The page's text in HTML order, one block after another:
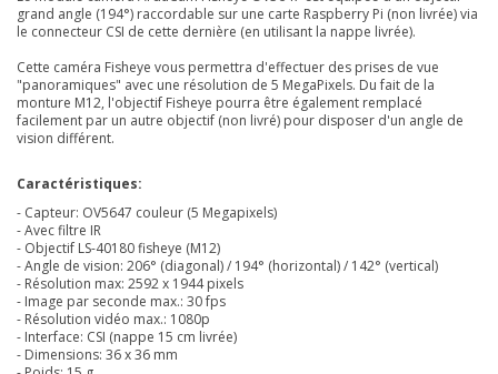
grand angle (194°) raccordable sur une carte Raspberry Pi (non livrée) via
le connecteur CSI de cette dernière (en utilisant la nappe livrée).
Cette caméra Fisheye vous permettra d'effectuer des prises de vue
"panoramiques" avec une résolution de 5 MegaPixels. Du fait de la
monture M12, l'objectif Fisheye pourra être également remplacé
facilement par un autre objectif (non livré) pour disposer d'un angle de
vision différent.
Caractéristiques:
- Capteur: OV5647 couleur (5 Megapixels)
- Avec filtre IR
- Objectif LS-40180 fisheye (M12)
- Angle de vision: 206° (diagonal) / 194° (horizontal) / 142° (vertical)
- Résolution max: 2592 x 1944 pixels
- Image par seconde max.: 30 fps
- Résolution vidéo max.: 1080p
- Interface: CSI (nappe 15 cm livrée)
- Dimensions: 36 x 36 mm